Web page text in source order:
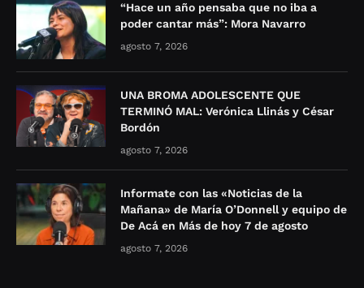
“Hace un año pensaba que no iba a
poder cantar más”: Mora Navarro
agosto 7, 2026
UNA BROMA ADOLESCENTE QUE
TERMINÓ MAL: Verónica Llinás y César
Bordón
agosto 7, 2026
Informate con las «Noticias de la
Mañana» de María O’Donnell y equipo de
De Acá en Más de hoy 7 de agosto
agosto 7, 2026